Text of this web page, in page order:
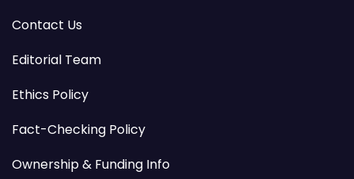
Contact Us
Editorial Team
Ethics Policy
Fact-Checking Policy
Ownership & Funding Info